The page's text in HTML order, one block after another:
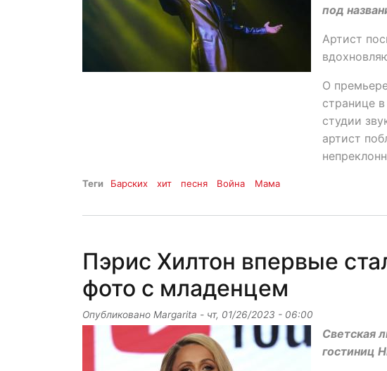
под
Артист
О
странице
студии
артист
Теги Барских хит песня Война Мама
Пэрис Хилтон впервые
фото с младенцем
Опубликовано Margarita - чт, 01/26/2023 - 06:00
Светская
гостиниц